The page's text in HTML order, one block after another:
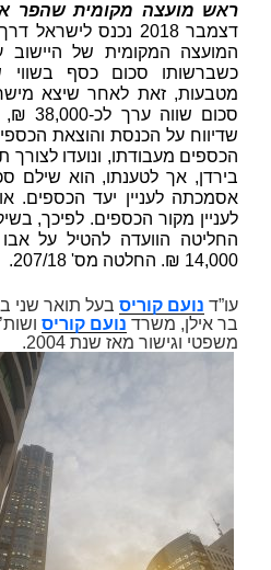
ראש מועצה מקומית שהפר
דצמבר 2018 נכנס
המועצה המקומית של היישוב
מטבעות, זאת לאחר שיצא
סכום
שדיווח על הכנסת והוצאת
הכספים מעבודתו, ונועדו
בירדן, אך לטענתו, הוא שילם
אסמכתה לעניין יעד הכספים.
לעניין מקור הכספים. לפיכך,
החליטה הוועדה להטיל על
14,000 ₪. החלטה מס' 207/18.
עו”ד נועם קוריס בעל תואר שני
בר אילן, משרד נועם קוריס
משפטי וגישור מאז שנת 2004.